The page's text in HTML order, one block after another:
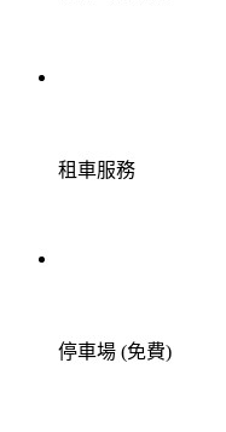
租車服務
停車場 (免費)